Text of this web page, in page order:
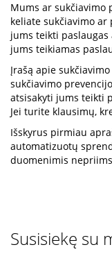
Mums ar sukčiavimo
keliate sukčiavimo
jums teikti
jums teikiamas
Įrašą apie
sukčiavimo
atsisakyti jums teikti
Jei turite klausimų,
Išskyrus pirmiau
automatizuotų
duomenimis
Susisiekę su